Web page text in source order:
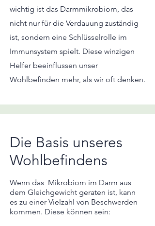
wichtig ist das Darmmikrobiom, das
nicht nur für die Verdauung zuständig
ist, sondern eine Schlüsselrolle im
Immunsystem spielt. Diese winzigen
Helfer beeinflussen unser
Wohlbefinden mehr, als wir oft denken.
Die Basis unseres
Wohlbefindens
Wenn das Mikrobiom im Darm aus
dem Gleichgewicht geraten ist, kann
es zu einer Vielzahl von Beschwerden
kommen. Diese können sein: